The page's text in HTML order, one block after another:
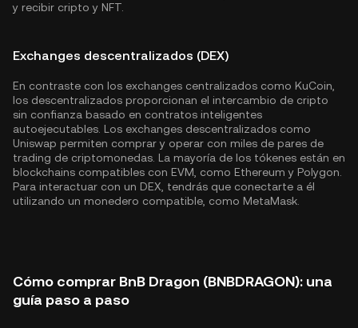
y recibir cripto y NFT.
Exchanges descentralizados (DEX)
En contraste con los exchanges centralizados como KuCoin,
los descentralizados proporcionan el intercambio de cripto
sin confianza basado en contratos inteligentes
autoejecutables. Los exchanges descentralizados como
Uniswap permiten comprar y operar con miles de pares de
trading de criptomonedas. La mayoría de los tókenes están en
blockchains compatibles con EVM, como Ethereum y Polygon
Para interactuar con un DEX, tendrás que conectarte a él
utilizando un monedero compatible, como MetaMask.
Cómo comprar BnB Dragon (BNBDRAGON): una
guía paso a paso